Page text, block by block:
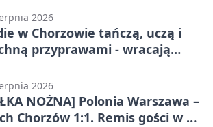
2026
w Chorzowie tańczą, uczą i
przyprawami - wracają
2026
NOŻNA] Polonia Warszawa –
Chorzów 1:1. Remis gości w 3.